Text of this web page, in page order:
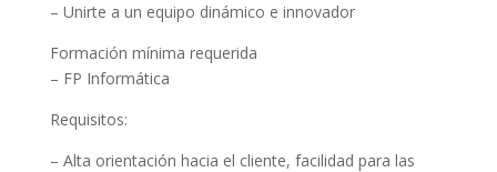
– Unirte a un equipo dinámico e innovador
Formación mínima requerida
– FP Informática
Requisitos:
– Alta orientación hacia el cliente, facilidad para las